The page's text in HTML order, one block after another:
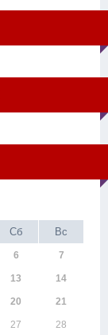
Сб Вс
6 7
13 14
20 21
27 28